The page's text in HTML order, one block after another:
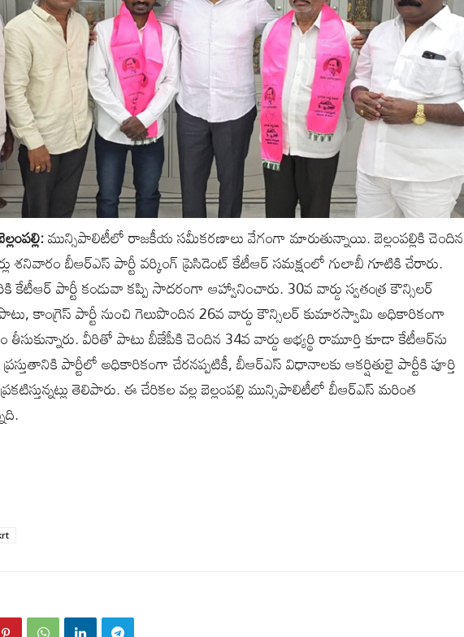
మున్సిపాలిటీలో రాజకీయ సమీకరణాలు వేగంగా మారుతున్నాయి. బెల్లంపల్లికి చెందిన
శనివారం బీఆర్ఎస్ పార్టీ వర్కింగ్ ప్రెసిడెంట్ కేటీఆర్ సమక్షంలో గులాబీ గూటికి చేరారు.
కేటీఆర్ పార్టీ కండువా కప్పి సాదరంగా ఆహ్వానించారు. 30వ వార్డు స్వతంత్ర కౌన్సిలర్
కాంగ్రెస్ పార్టీ నుంచి గెలుపొందిన 26వ వార్డు కౌన్సిలర్ కుమారస్వామి అధికారికంగా
తీసుకున్నారు. వీరితో పాటు బీజేపీకి చెందిన 34వ వార్డు అభ్యర్థి రామూర్తి కూడా కేటీఆర్‌ను
పార్టీలో అధికారికంగా చేరనప్పటికీ, బీఆర్ఎస్ విధానాలకు ఆకర్షితులై పార్టీకి పూర్తి
తెలిపారు. ఈ చేరికల వల్ల బెల్లంపల్లి మున్సిపాలిటీలో బీఆర్ఎస్ మరింత